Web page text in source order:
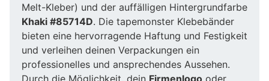
Melt-Kleber) und der auffälligen Hintergrundfarbe
Khaki #85714D. Die tapemonster Klebebänder
bieten eine hervorragende Haftung und Festigkeit
und verleihen deinen Verpackungen ein
professionelles und ansprechendes Aussehen.
Durch die Möglichkeit, dein Firmenlogo oder